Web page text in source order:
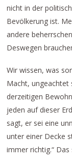
nicht in der
Bevölkerung ist.
andere
Deswegen
Wir wissen, was
Macht, ungeachtet
derzeitigen
jeden auf dieser
sagt, er sei eine
unter einer Decke
immer richtig.“